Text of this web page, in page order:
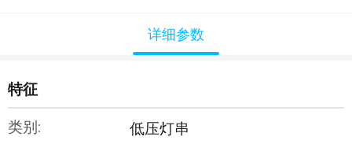
详细参数
特征
类别:
低压灯串